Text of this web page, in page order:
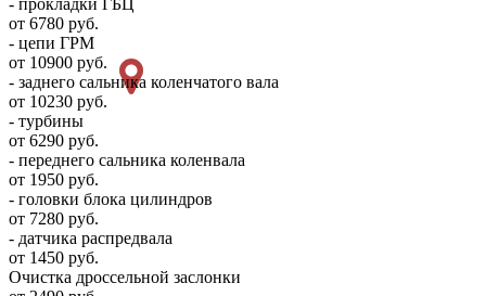
от 6780 руб.
- цепи ГРМ
от 10900 руб.
- заднего сальника коленчатого вала
от 10230 руб.
- турбины
от 6290 руб.
- переднего сальника коленвала
от 1950 руб.
- головки блока цилиндров
от 7280 руб.
- датчика распредвала
от 1450 руб.
Очистка дроссельной заслонки